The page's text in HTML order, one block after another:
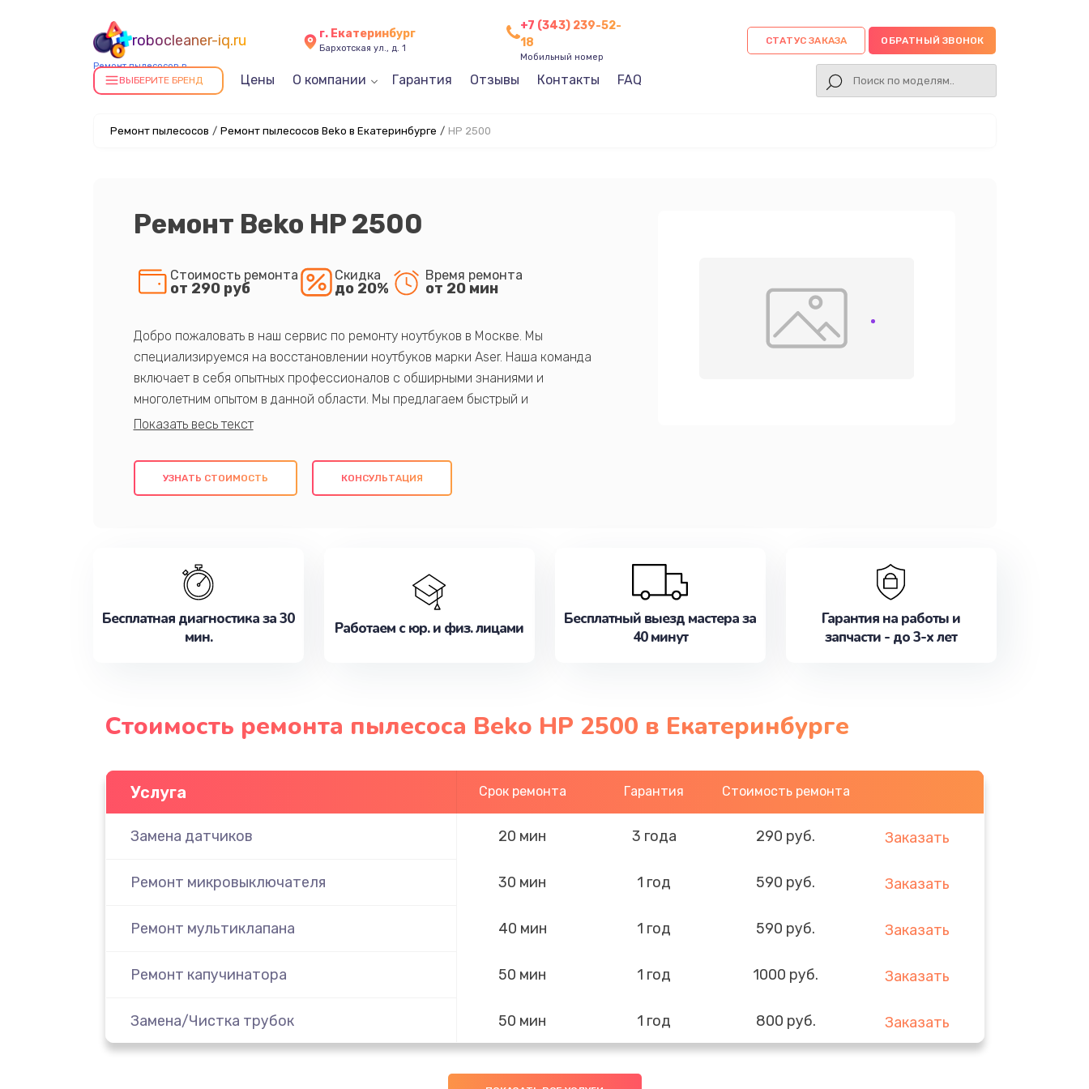
robocleaner-iq.ru
Ремонт пылесосов в
Екатеринбурге
г. Екатеринбург
Бархотская ул., д. 1
+7 (343) 239-52-
18
Мобильный номер
СТАТУС ЗАКАЗА ОБРАТНЫЙ ЗВОНОК
ВЫБЕРИТЕ БРЕНД Цены О компании Гарантия Отзывы Контакты FAQ
Ремонт пылесосов / Ремонт пылесосов Beko в Екатеринбурге / HP 2500
Ремонт Beko HP 2500
Стоимость ремонта
от 290 руб
Скидка
до 20%
Время ремонта
от 20 мин
Добро пожаловать в наш сервис по ремонту ноутбуков в Москве. Мы
специализируемся на восстановлении ноутбуков марки Aser. Наша команда
включает в себя опытных профессионалов с обширными знаниями и
многолетним опытом в данной области. Мы предлагаем быстрый и
качественный ремонт с использованием оригинальных компонентов, а также
клиентам надежное и профессиональное обслуживание, удовлетворяя их
потребности наилучшим образом. Не медлите записаться на ремонт уже
УЗНАТЬ СТОИМОСТЬ КОНСУЛЬТАЦИЯ
Бесплатная диагностика за 30
мин.
Работаем с юр. и физ. лицами
Бесплатный выезд мастера за
40 минут
Гарантия на работы и
запчасти - до 3-х лет
Стоимость ремонта пылесоса Beko HP 2500 в Екатеринбурге
Услуга Срок ремонта Гарантия Стоимость ремонта
Замена датчиков 20 мин 3 года 290 руб. Заказать
Ремонт микровыключателя 30 мин 1 год 590 руб. Заказать
Ремонт мультиклапана 40 мин 1 год 590 руб. Заказать
Ремонт капучинатора 50 мин 1 год 1000 руб. Заказать
Замена/Чистка трубок 50 мин 1 год 800 руб. Заказать